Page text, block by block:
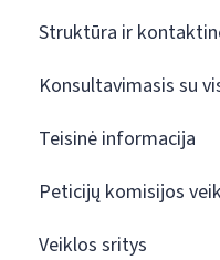
Struktūra ir
Konsultavimasis su
Teisinė informacija
Peticijų komisijos
Veiklos sritys